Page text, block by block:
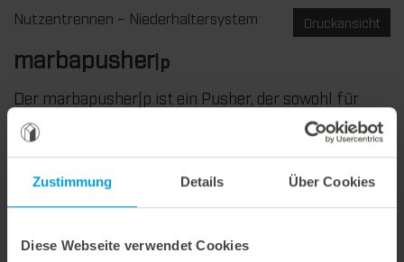
Zustimmung Details Über Cookies
Diese Webseite verwendet Cookies
Druckansicht
Nutzentrennen – Niederhaltersystem
marbapusher |p
Der marbapusher|p ist ein Pusher, der sowohl für
Niederhalterplatten als auch für konturangepasste
Leisten von
verwendet
Kunden Flexibilität, ist langlebig und sorgt für eine
platzsparende Lagerung des